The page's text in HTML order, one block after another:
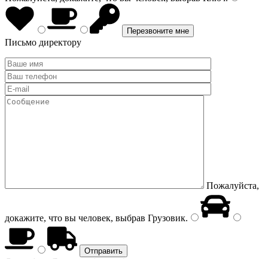
Письмо директору
Пожалуйста,
докажите, что вы человек, выбрав Грузовик.